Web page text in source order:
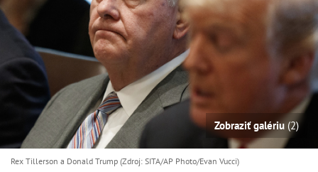
Zobraziť galériu (2)
Rex Tillerson a Donald Trump (Zdroj: SITA/AP Photo/Evan Vucci)